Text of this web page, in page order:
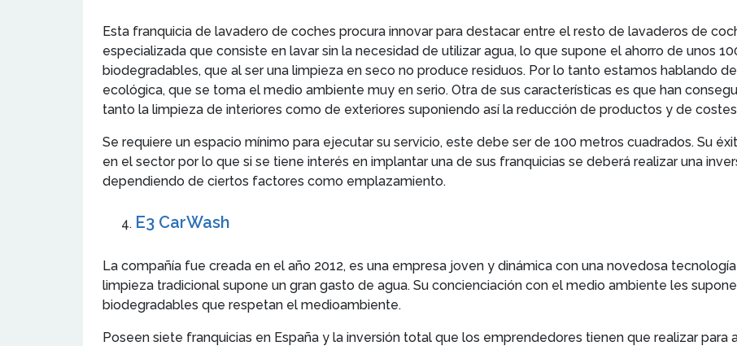
Esta franquicia de lavadero de coches procura innovar para destacar entre el resto de lavaderos de
especializada que consiste en lavar sin la necesidad de utilizar agua, lo que supone el ahorro de unos
biodegradables, que al ser una limpieza en seco no produce residuos. Por lo tanto estamos hablando
ecológica, que se toma el medio ambiente muy en serio. Otra de sus características es que han
tanto la limpieza de interiores como de exteriores suponiendo así la reducción de productos y de
Se requiere un espacio mínimo para ejecutar su servicio, este debe ser de 100 metros cuadrados. Su
en el sector por lo que si se tiene interés en implantar una de sus franquicias se deberá realizar una
dependiendo de ciertos factores como emplazamiento.
E3 CarWash
La compañía fue creada en el año 2012, es una empresa joven y dinámica con una novedosa
limpieza tradicional supone un gran gasto de agua. Su concienciación con el medio ambiente les
biodegradables que respetan el medioambiente.
Poseen siete franquicias en España y la inversión total que los emprendedores tienen que realizar para